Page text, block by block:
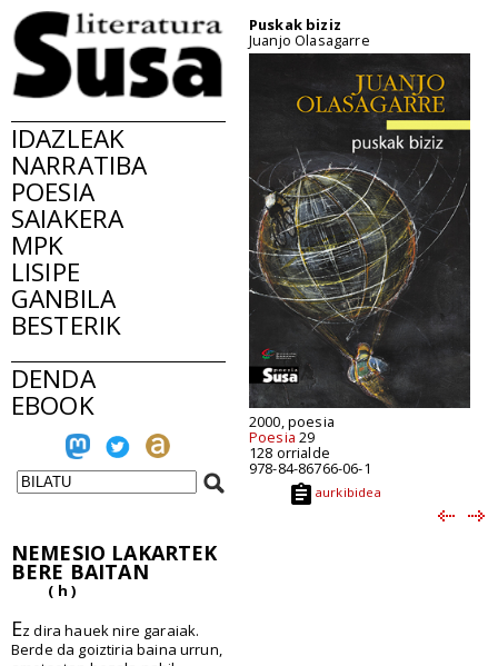
IDAZLEAK
NARRATIBA
POESIA
SAIAKERA
MPK
LISIPE
GANBILA
BESTERIK
DENDA
EBOOK
Puskak biziz
Juanjo Olasagarre
2000, poesia
Poesia 29
128 orrialde
978-84-86766-06-1
aurkibidea
NEMESIO LAKARTEK
BERE BAITAN
( h )
Ez dira hauek nire garaiak.
Berde da goiztiria baina urrun,